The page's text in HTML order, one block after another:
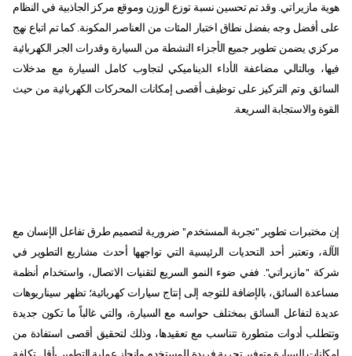
هوية مازيراتي. وقد تم تحسين نسبة توزع الوزن وموقع مركز الجاذبية في النظام
على أفضل وجه بفضل نطاق اختبار المئات من العناصر المكونة. كما تم اتباع نهج
مركزي يضمن تطوير جميع الأجزاء النشطة من السيارة وقدرات الجر الكهربائية
فيها، وبالتالي مضاعفة الأداء الديناميكي لتجاوب كامل السيارة مع مدخلات
السائق. وتم التركيز على توظيف أقصى إمكانات المحركات الكهربائية من حيث
القوة والاستجابة السريعة.
إن مختبرات تطوير "تجربة المستخدم" ضرورية لتصميم طرق تفاعل الإنسان مع
الآلة، وتعتبر أحد التحديات الرئيسية التي تواجهها أحدث مشاريع التطوير في
شركة "مازيراتي". ففي ضوء النمو السريع لتقنيات الاتصال، واستخدام أنظمة
مساعدة السائق، بالإضافة للتوجه إلى إنتاج سيارات كهربائية؛ تظهر سيناريوهات
عديدة لتفاعل السائق بمختلف حواسه مع السيارة، والتي غالباً ما تكون جديدة
وتتطلب أدوات متطورة تتناسب مع تعقيدها، وذلك لتحقيق أقصى استفادة من